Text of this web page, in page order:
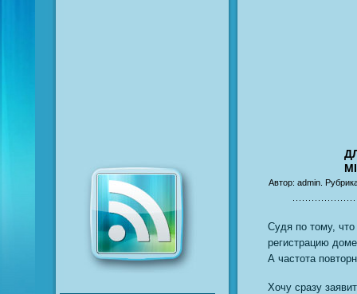
Автор: admin.
Судя по тому, что
регистрацию
А частота
Хочу сразу